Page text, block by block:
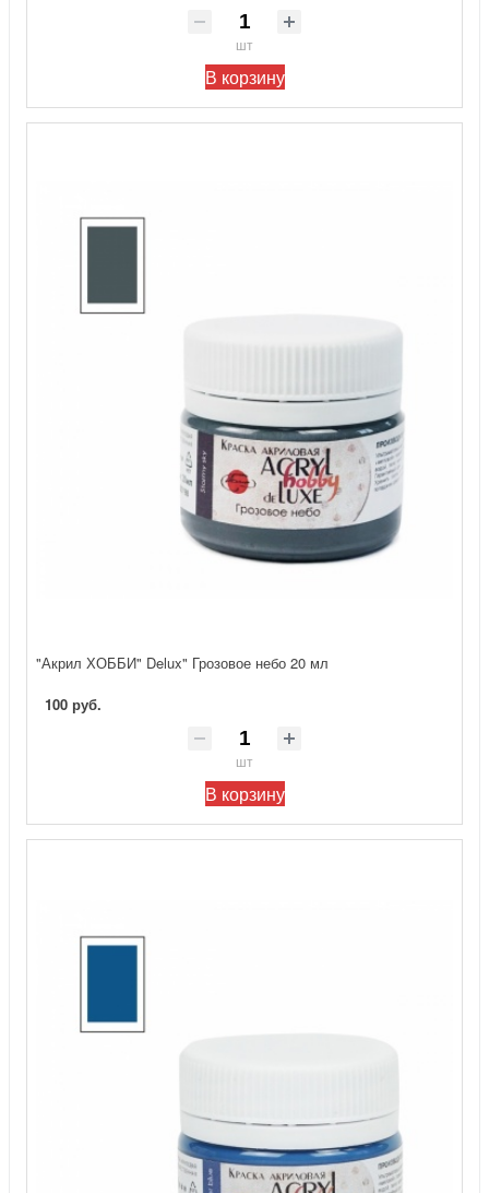
шт
В корзину
"Акрил ХОББИ" Delux" Грозовое небо 20 мл
100 руб.
шт
В корзину